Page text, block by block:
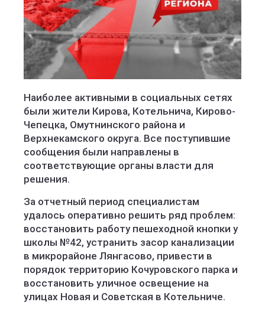
Наиболее активными в социальных сетях
были жители Кирова, Котельнича, Кирово-
Чепецка, Омутнинского района и
Верхнекамского округа. Все поступившие
сообщения были направлены в
соответствующие органы власти для
решения.
За отчетный период специалистам
удалось оперативно решить ряд проблем:
восстановить работу пешеходной кнопки у
школы №42, устранить засор канализации
в микрорайоне Лянгасово, привести в
порядок территорию Кочуровского парка и
восстановить уличное освещение на
улицах Новая и Советская в Котельниче.